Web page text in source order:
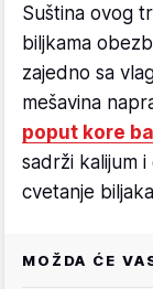
Suština ovog
biljkama
zajedno sa
mešavina
poput kore
sadrži kalijum
cvetanje
MOŽDA ĆE